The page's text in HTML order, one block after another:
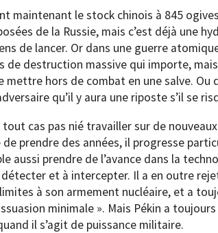
maintenant le stock chinois à 845
de la Russie, mais c’est déjà une
de lancer. Or dans une guerre
de destruction massive qui importe,
mettre hors de combat en une salve.
qu’il y aura une riposte s’il se
tout cas pas nié travailler sur de
prendre des années, il progresse
aussi prendre de l’avance dans la
et à intercepter. Il a en outre
à son armement nucléaire, et a
minimale ». Mais Pékin a
il s’agit de puissance militaire.